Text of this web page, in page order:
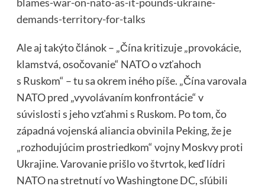
demands-territory-for-talks
Ale aj takýto článok – „Čína kritizuje „provokácie,
klamstvá, osočovanie“ NATO o vzťahoch
s Ruskom“ – tu sa okrem iného píše. „Čína varovala
NATO pred „vyvolávaním konfrontácie“ v
súvislosti s jeho vzťahmi s Ruskom. Po tom, čo
západná vojenská aliancia obvinila Peking, že je
„rozhodujúcim prostriedkom“ vojny Moskvy proti
Ukrajine. Varovanie prišlo vo štvrtok, keď lídri
NATO na stretnutí vo Washingtone DC, sľúbili